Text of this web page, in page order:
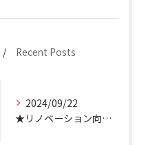
Recent Posts
2024/09/22
★リノベーション向き物件のご紹介★